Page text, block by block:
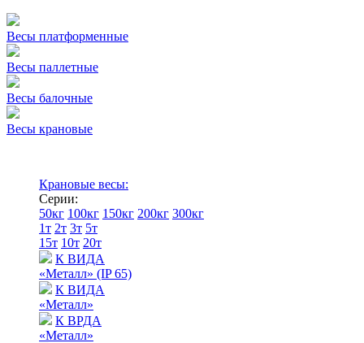
Весы платформенные
Весы паллетные
Весы балочные
Весы крановые
Крановые весы:
Серии:
50кг 100кг 150кг 200кг 300кг
1т 2т 3т 5т
15т 10т 20т
К ВИДА
«Металл» (IP 65)
К ВИДА
«Металл»
К ВРДА
«Металл»